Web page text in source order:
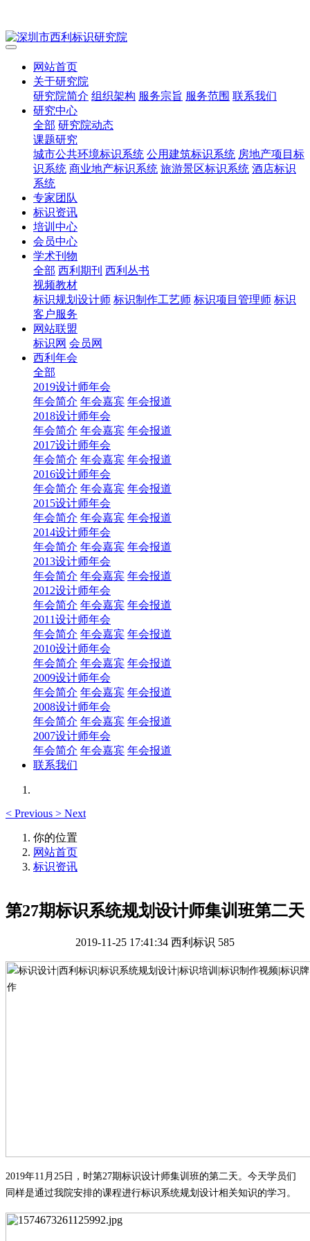
网站首页
关于研究院
研究院简介 组织架构 服务宗旨 服务范围 联系我们
研究中心
全部 研究院动态
课题研究
城市公共环境标识系统 公用建筑标识系统 房地产项目标
识系统 商业地产标识系统 旅游景区标识系统 酒店标识
系统
专家团队
标识资讯
培训中心
会员中心
学术刊物
全部 西利期刊 西利丛书
视频教材
标识规划设计师 标识制作工艺师 标识项目管理师 标识
客户服务
网站联盟
标识网 会员网
西利年会
全部
2019设计师年会
年会简介 年会嘉宾 年会报道
2018设计师年会
年会简介 年会嘉宾 年会报道
2017设计师年会
年会简介 年会嘉宾 年会报道
2016设计师年会
年会简介 年会嘉宾 年会报道
2015设计师年会
年会简介 年会嘉宾 年会报道
2014设计师年会
年会简介 年会嘉宾 年会报道
2013设计师年会
年会简介 年会嘉宾 年会报道
2012设计师年会
年会简介 年会嘉宾 年会报道
2011设计师年会
年会简介 年会嘉宾 年会报道
2010设计师年会
年会简介 年会嘉宾 年会报道
2009设计师年会
年会简介 年会嘉宾 年会报道
2008设计师年会
年会简介 年会嘉宾 年会报道
2007设计师年会
年会简介 年会嘉宾 年会报道
联系我们
< Previous > Next
你的位置
网站首页
标识资讯
第27期标识系统规划设计师集训班第二天
2019-11-25 17:41:34 西利标识 585
2019年11 月 25 日，时第27期标识设计师集训班的第二天。今天学员们
同样是通过我院安排的课程进行标识系统规划设计相关知识的学习。